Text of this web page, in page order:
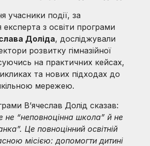
учасники події, за
з освіти програми
Доліда, досліджували
розвитку гімназійної
на практичних кейсах,
та нових підходах до
мережею.
Вʼячеслав Долід сказав:
не “неповноцінна школа” й не
Це повноцінний освітній
місією: допомогти дитині